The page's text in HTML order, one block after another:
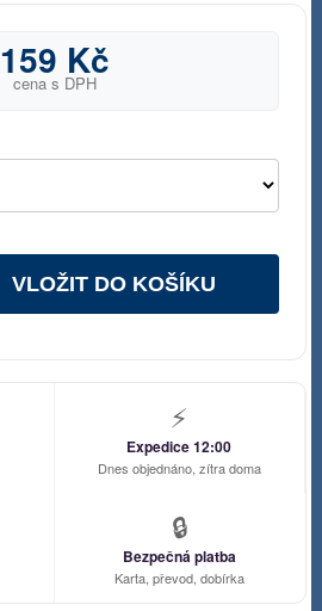
159 Kč
cena s DPH
VLOŽIT DO KOŠÍKU
⚡
Expedice 12:00
Dnes objednáno, zítra doma
🔒
Bezpečná platba
Karta, převod, dobírka